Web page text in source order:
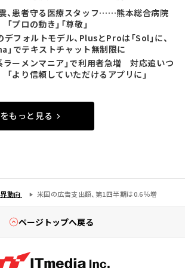
、患者守る医療スタッフ……熊本総合病院
プロの動き」「尊敬」
デフォルトモデル、PlusとProは「Sol」に、
」でテキストチャット無制限に
ラーメンマニア」で利用者急増 対応追いつ
より信頼していただけるアプリに」
もっと見る
動向 米国の広告支出額、第1四半期は0.6％増
ページトップへ戻る